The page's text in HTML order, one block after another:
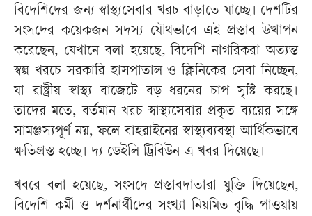
বিদেশিদের জন্য স্বাস্থ্যসেবার খরচ বাড়াতে যাচ্ছে। দেশটির
সংসদের কয়েকজন সদস্য যৌথভাবে এই প্রস্তাব উত্থাপন
করেছেন, যেখানে বলা হয়েছে, বিদেশি নাগরিকরা অত্যন্ত
স্বল্প খরচে সরকারি হাসপাতাল ও ক্লিনিকের সেবা নিচ্ছেন,
যা রাষ্ট্রীয় স্বাস্থ্য বাজেটে বড় ধরনের চাপ সৃষ্টি করছে।
তাদের মতে, বর্তমান খরচ স্বাস্থ্যসেবার প্রকৃত ব্যয়ের সঙ্গে
সামঞ্জস্যপূর্ণ নয়, ফলে বাহরাইনের স্বাস্থ্যব্যবস্থা আর্থিকভাবে
ক্ষতিগ্রস্ত হচ্ছে। দ্য ডেইলি ট্রিবিউন এ খবর দিয়েছে।
খবরে বলা হয়েছে, সংসদে প্রস্তাবদাতারা যুক্তি দিয়েছেন,
বিদেশি কর্মী ও দর্শনার্থীদের সংখ্যা নিয়মিত বৃদ্ধি পাওয়ায়